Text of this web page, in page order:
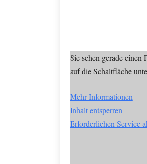
Sie sehen gerade einen
auf die Schaltfläche
Mehr Informationen
Inhalt entsperren
Erforderlichen Service